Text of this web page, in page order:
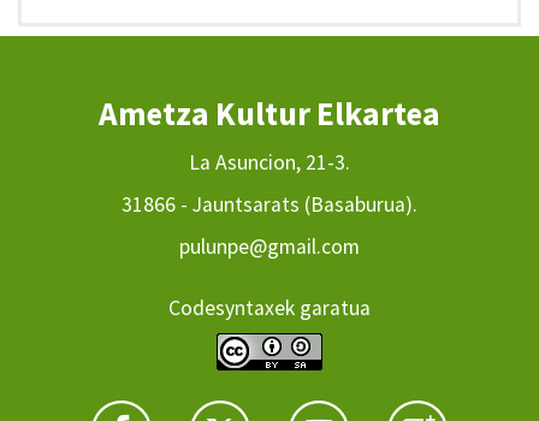
Ametza Kultur Elkartea
La Asuncion, 21-3.
31866 - Jauntsarats (Basaburua).
pulunpe@gmail.com
Codesyntaxek garatua